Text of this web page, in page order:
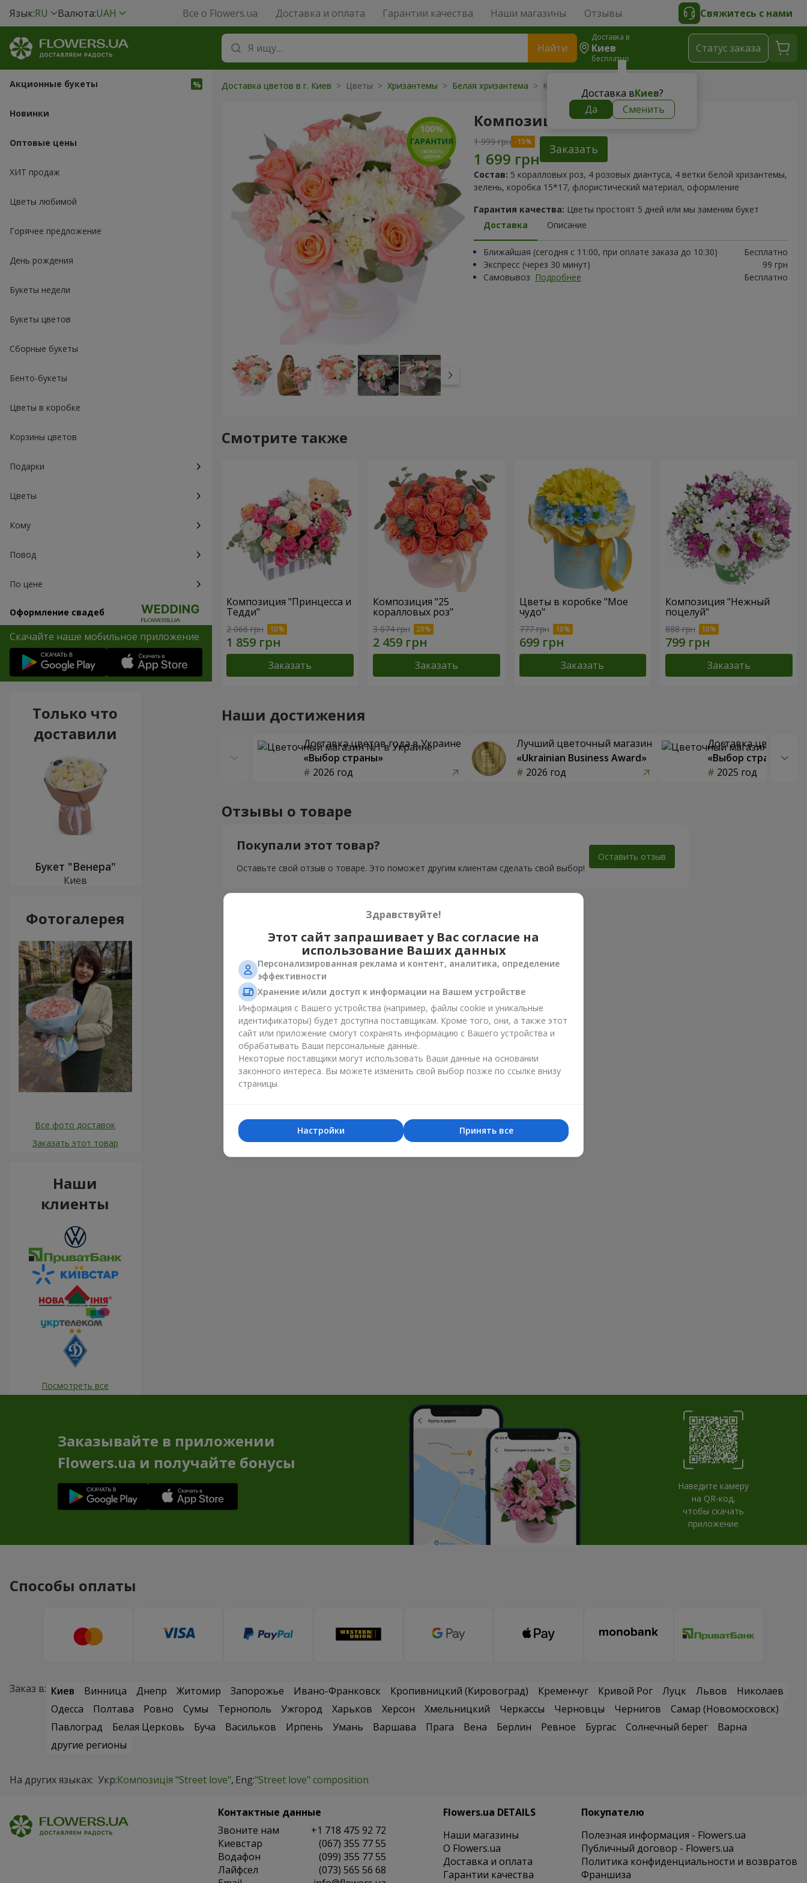
Язык:RU Валюта:UAH Все о Flowers.ua Доставка и оплата Гарантии качества Наши магазины Отзывы Свяжитесь с нами
Найти
Доставка в
Киев
бесплатно
Доставка вКиев?
Да
Сменить
Cтатус заказа
Акционные букеты
Новинки
Оптовые цены
ХИТ продаж
Цветы любимой
Горячее предложение
День рождения
Букеты недели
Букеты цветов
Сборные букеты
Бенто-букеты
Цветы в коробке
Корзины цветов
Подарки
Цветы
Кому
Повод
По цене
Оформление свадеб
Скачайте наше мобильное приложение
Доставка цветов в г. Киев > Цветы > Хризантемы > Белая хризантема > Композиция "Street love"
Композиция "Street love"
1 999 грн
Заказать
Состав: 5 коралловых роз, 4 розовых диантуса, 4 ветки белой хризантемы,
зелень, коробка 15*17, флористический материал, оформление
Гарантия качества: Цветы простоят 5 дней или мы заменим букет
Доставка
Описание
Ближайшая (сегодня с 11:00, при оплате заказа до 10:30)
Бесплатно
Экспресс (через 30 минут)
99 грн
Самовывоз Подробнее Бесплатно
Смотрите также
Композиция "Принцесса и
Тедди"
2 066 грн
Заказать
Композиция "25
коралловых роз"
3 074 грн
Заказать
Цветы в коробке "Мое
чудо"
777 грн
Заказать
Композиция "Нежный
поцелуй"
888 грн
Заказать
Наши достижения
Доставка цветов года в Украине
«Выбор страны»
2026 год
Лучший цветочный магазин
«Ukrainian Business Award»
2026 год
Доставка цветов
«Выбор страны»
2025 год
Отзывы о товаре
Покупали этот товар?
Оставьте свой отзыв о товаре. Это поможет другим клиентам сделать свой выбор!
Оставить отзыв
Только что
доставили
Букет "Венера"
Киев
Фотогалерея
Все фото доставок
Заказать этот товар
Наши
клиенты
Посмотреть все
Заказывайте в приложении
Flowers.ua и получайте бонусы
Наведите камеру
на QR-код,
чтобы скачать
приложение
Способы оплаты
Заказ в: Киев Винница Днепр Житомир Запорожье Ивано-Франковск Кропивницкий (Кировоград) Кременчуг Кривой Рог Луцк Львов
Николаев
Одесса
Полтава Ровно Сумы Тернополь Ужгород Харьков Херсон Хмельницкий Черкассы Черновцы Чернигов
Самар (Новомосковск)
Павлоград
Белая Церковь Буча Васильков Ирпень Умань Варшава Прага Вена Берлин Ревное Бургас Солнечный берег
Варна
другие регионы
На других языках: Укр:Композиція "Street love" Eng:"Street love" composition
Контактные данные
Звоните нам
+1 718 475 92 72
Киевстар
(067) 355 77 55
Водафон
(099) 355 77 55
Лайфсел
(073) 565 56 68
Flowers.ua DETAILS
Наши магазины
O Flowers.ua
Доставка и оплата
Гарантии качества
Покупателю
Полезная информация - Flowers.ua
Публичный договор - Flowers.ua
Политика конфиденциальности и возвратов
Франшиза
Здравствуйте!
Этот сайт запрашивает у Вас согласие на
использование Ваших данных
Персонализированная реклама и контент, аналитика, определение
эффективности
Хранение и/или доступ к информации на Вашем устройстве
Информация с Вашего устройства (например, файлы cookie и уникальные
идентификаторы) будет доступна поставщикам. Кроме того, они, а также этот
сайт или приложение смогут сохранять информацию с Вашего устройства и
обрабатывать Ваши персональные данные.
Некоторые поставщики могут использовать Ваши данные на основании
законного интереса. Вы можете изменить свой выбор позже по ссылке внизу
страницы.
Принять все
Настройки